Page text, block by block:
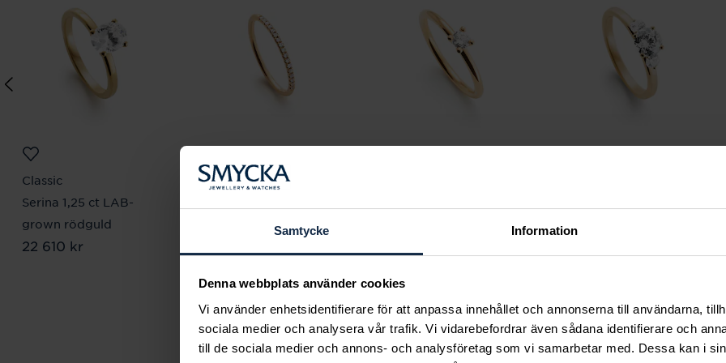
Samtycke Information
Denna webbplats använder cookies
Vi använder enhetsidentifierare för att anpassa innehållet och annonserna till användarna,
sociala medier och analysera vår trafik. Vi vidarebefordrar även sådana identifierare och
till de sociala medier och annons- och analysföretag som vi samarbetar med. Dessa kan i
Classic
Serina 1,25 ct LAB-
grown rödguld
Pris:22 610 kr
22 610 kr
Classic
Andra köpte också